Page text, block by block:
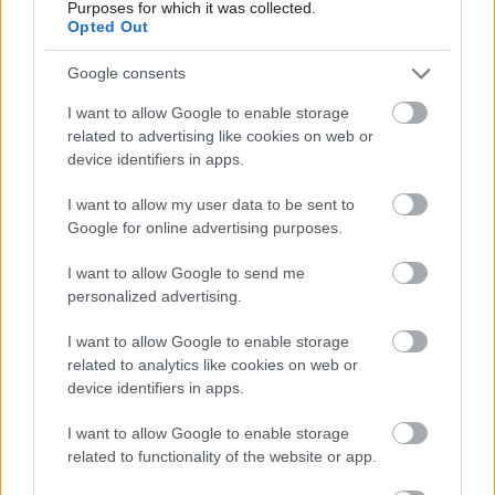
Purposes for which it was collected.
Opted Out
Google consents
I want to allow Google to enable storage
related to advertising like cookies on web or
device identifiers in apps.
I want to allow my user data to be sent to
Google for online advertising purposes.
I want to allow Google to send me
personalized advertising.
I want to allow Google to enable storage
related to analytics like cookies on web or
device identifiers in apps.
I want to allow Google to enable storage
related to functionality of the website or app.
Najnovšie príspevky
Re: Takto sa rieši málo úložného miesta. V tomto byte